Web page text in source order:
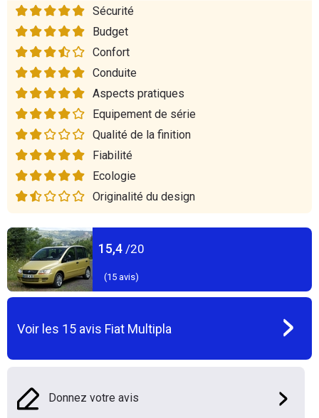
Sécurité
Budget
Confort
Conduite
Aspects pratiques
Equipement de série
Qualité de la finition
Fiabilité
Ecologie
Originalité du design
15,4 /20
(15 avis)
Voir les 15 avis Fiat Multipla
Donnez votre avis